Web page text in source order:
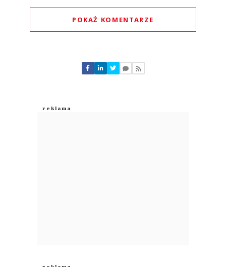
POKAŻ KOMENTARZE
Nie znaleziono komentarzy
Zostaw swoje komentarze